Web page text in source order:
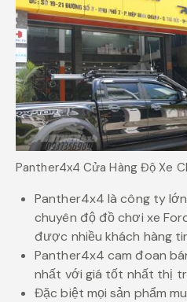
Panther4x4 Cửa Hàng Độ Xe
Panther4x4 là công ty
chuyên độ đồ chơi xe
được nhiều khách hàng
Panther4x4 cam đoan
nhất với giá tốt nhất thị
Đặc biệt mọi sản phẩm